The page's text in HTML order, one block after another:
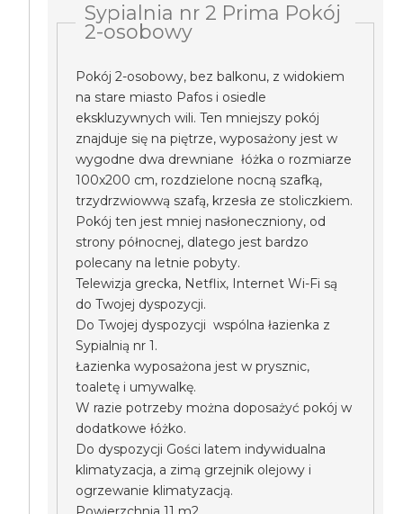
Sypialnia nr 2 Prima Pokój
2-osobowy
Pokój 2-osobowy, bez balkonu, z widokiem
na stare miasto Pafos i osiedle
ekskluzywnych wili. Ten mniejszy pokój
znajduje się na piętrze, wyposażony jest w
wygodne dwa drewniane łóżka o rozmiarze
100x200 cm, rozdzielone nocną szafką,
trzydrzwiowwą szafą, krzesła ze stoliczkiem.
Pokój ten jest mniej nasłoneczniony, od
strony północnej, dlatego jest bardzo
polecany na letnie pobyty.
Telewizja grecka, Netflix, Internet Wi-Fi są
do Twojej dyspozycji.
Do Twojej dyspozycji wspólna łazienka z
Sypialnią nr 1.
Łazienka wyposażona jest w prysznic,
toaletę i umywalkę.
W razie potrzeby można doposażyć pokój w
dodatkowe łóżko.
Do dyspozycji Gości latem indywidualna
klimatyzacja, a zimą grzejnik olejowy i
ogrzewanie klimatyzacją.